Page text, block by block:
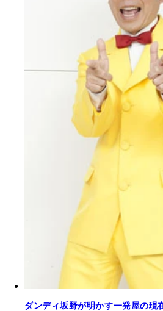
ダンディ坂野が明かす一発屋の現